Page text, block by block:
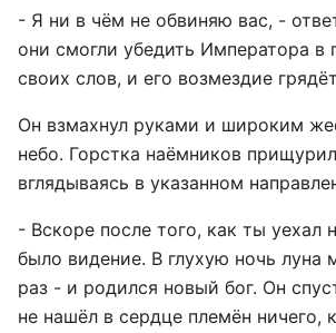
- Я ни в чём не обвиняю вас, -
они смогли убедить Императора в
своих слов, и его возмездие
Он взмахнул руками и широким
небо. Горстка наёмников
вглядываясь в указанном
- Вскоре после того, как ты уехал
было видение. В глухую ночь луна
раз - и родился новый бог. Он
не нашёл в сердце племён ничего,